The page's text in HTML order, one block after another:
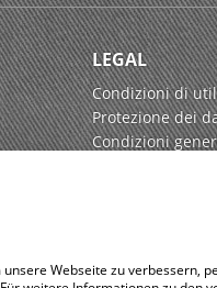
LEGAL
Condizioni di
Protezione dei
Condizioni
Webseite zu verbessern,